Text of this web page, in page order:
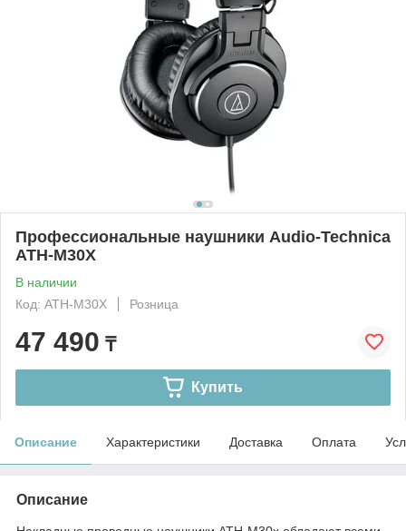
Профессиональные наушники Audio-Technica
ATH-M30X
В наличии
Код: ATH-M30X
Розница
47 490 ₸
Купить
Описание Характеристики Доставка Оплата
Описание